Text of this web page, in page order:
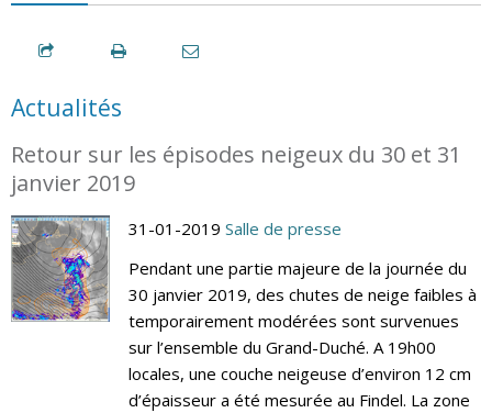
Actualités
Retour sur les épisodes neigeux du 30 et 31
janvier 2019
31-01-2019 Salle de presse
Pendant une partie majeure de la journée du
30 janvier 2019, des chutes de neige faibles à
temporairement modérées sont survenues
sur l’ensemble du Grand-Duché. A 19h00
locales, une couche neigeuse d’environ 12 cm
d’épaisseur a été mesurée au Findel. La zone